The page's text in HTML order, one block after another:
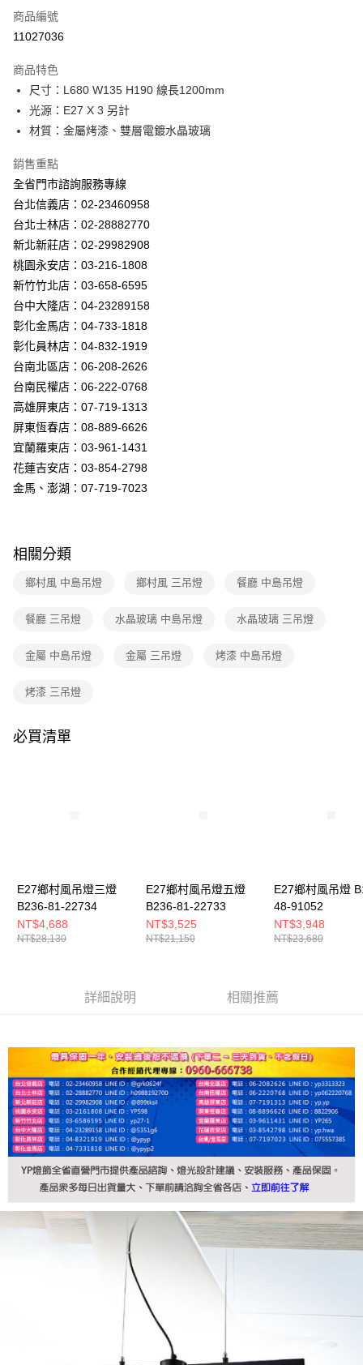
LINE Pay
街口支付
悠遊付
全盈+PAY
AFTEE先享後付
相關說明
【關於「AFTEE先享後付」】
AFTEE先享後付是「在收到商品之後才付款」的支付方式。 讓您購物簡單
便利好安心！
１．簡單：不需註冊會員、不需綁卡、不需儲值。
２．便利：只要手機號碼，簡訊認證，即可結帳。
【「AFTEE先享後付」結帳流程】
１．於結帳方式選擇「AFTEE先享後付」後，將跳轉至「AFTEE先享後付」
結帳頁面，進行簡訊認證並確認金額後，即可完成結帳。
２．訂單成立數日內，您將收到繳費通知簡訊。
３．收到繳費通知簡訊後14天內，點擊此簡訊中的連結，可透過四大超商／
ATM／網路銀行／等多元方式進行付款，方視為交易完成。
※ 請注意：結帳手續完成當下不需立刻繳費，但若您需要取消訂單，請聯絡
購買商品的店家。未經商家同意取消之訂單仍視為有效，需透過AFTEE先享
後付繳納相關費用。
是否繳費成功／繳費後需取消欲退款等相關疑問，請聯繫「AFTEE先享後付
１．透過由恩沛科技股份有限公司提供之「AFTEE先享後付」服務完成之交
權轉讓予恩沛科技股份有限公司。
３．未成年的使用者請事先徵得法定代理人或監護人之同意方可使用
任。
請求用戶進行身份認證。
新竹貨運宅配
每筆NT$180，滿NT$5,000(含以上)免運費
商品編號
11027036
商品特色
尺寸：L680 W135 H190 線⻑1200mm
光源：E27 X 3 另計
材質：金屬烤漆、雙層電鍍水晶玻璃
銷售重點
全省門市諮詢服務專線
台北信義店：02-23460958
台北士林店：02-28882770
新北新莊店：02-29982908
桃園永安店：03-216-1808
新竹竹北店：03-658-6595
台中大隆店：04-23289158
彰化金馬店：04-733-1818
彰化員林店：04-832-1919
台南北區店：06-208-2626
台南民權店：06-222-0768
高雄屏東店：07-719-1313
屏東恆春店：08-889-6626
宜蘭羅東店：03-961-1431
花蓮吉安店：03-854-2798
金馬、澎湖：07-719-7023
相關分類
鄉村風 中島吊燈 鄉村風 三吊燈 餐廳 中島吊燈
餐廳 三吊燈 水晶玻璃 中島吊燈 水晶玻璃 三吊燈
金屬 中島吊燈 金屬 三吊燈 烤漆 中島吊燈
烤漆 三吊燈
必買清單
E27鄉村風吊燈三燈
B236-81-22734
NT$4,688
NT$28,130
E27鄉村風吊燈五燈
B236-81-22733
NT$3,525
NT$21,150
E27鄉村風吊燈
48-91052
NT$3,948
NT$23,680
詳細說明 相關推薦